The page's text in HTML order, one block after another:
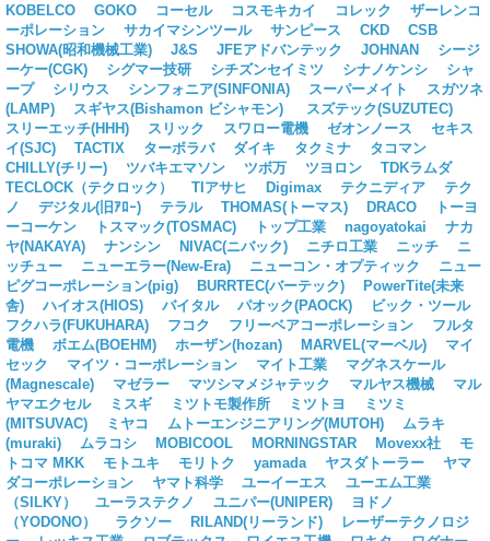
KOBELCO
GOKO コーセル コスモキカイ コレック
ザーレンコ
ーポレーション
サカイマシンツール サンピース CKD
CSB
SHOWA(昭和機械工業)
J&S JFEアドバンテック JOHNAN
シージ
ーケー(CGK)
シグマー技研 シチズンセイミツ シナノケンシ
シャ
ープ
シリウス シンフォニア(SINFONIA) スーパーメイト
スガツネ
(LAMP)
スギヤス(Bishamon ビシャモン)
スズテック(SUZUTEC)
スリーエッチ(HHH)
スリック スワロー電機 ゼオンノース
セキス
イ(SJC)
TACTIX ターボラバ ダイキ タクミナ
タコマン
CHILLY(チリー)
ツバキエマソン ツボ万 ツヨロン
TDKラムダ
TECLOCK（テクロック）
TIアサヒ Digimax テクニディア
テク
ノ
デジタル(旧ｱﾛｰ) テラル THOMAS(トーマス) DRACO
トーヨ
ーコーケン
トスマック(TOSMAC) トップ工業 nagoyatokai
ナカ
ヤ(NAKAYA)
ナンシン NIVAC(ニバック) ニチロ工業 ニッチ
ニ
ッチュー
ニューエラー(New-Era) ニューコン・オプティック
ニュー
ピグコーポレーション(pig)
BURRTEC(バーテック)
PowerTite(未来
舎)
ハイオス(HIOS) バイタル パオック(PAOCK)
ビック・ツール
フクハラ(FUKUHARA)
フコク フリーベアコーポレーション
フルタ
電機
ボエム(BOEHM) ホーザン(hozan) MARVEL(マーベル)
マイ
セック
マイツ・コーポレーション マイト工業
マグネスケール
(Magnescale)
マゼラー マツシマメジャテック マルヤス機械
マル
ヤマエクセル
ミスギ ミツトモ製作所 ミツトヨ
ミツミ
(MITSUVAC)
ミヤコ ムトーエンジニアリング(MUTOH)
ムラキ
(muraki)
ムラコシ MOBICOOL MORNINGSTAR Movexx社
モ
トコマ MKK
モトユキ モリトク yamada ヤスダトーラー
ヤマ
ダコーポレーション
ヤマト科学 ユーイーエス
ユーエム工業
（SILKY）
ユーラステクノ ユニパー(UNIPER)
ヨドノ
（YODONO）
ラクソー RILAND(リーランド)
レーザーテクノロジ